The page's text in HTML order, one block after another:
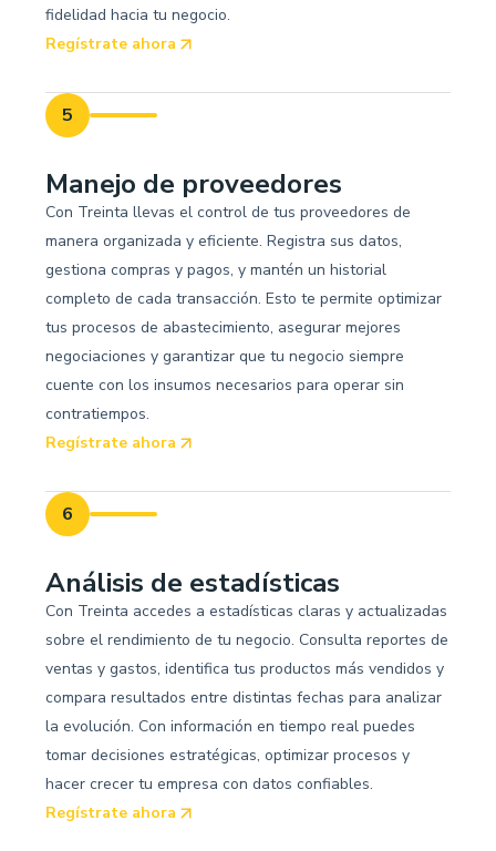
fidelidad hacia tu negocio.
Regístrate ahora
5
Manejo de proveedores
Con Treinta llevas el control de tus proveedores de
manera organizada y eficiente. Registra sus datos,
gestiona compras y pagos, y mantén un historial
completo de cada transacción. Esto te permite optimizar
tus procesos de abastecimiento, asegurar mejores
negociaciones y garantizar que tu negocio siempre
cuente con los insumos necesarios para operar sin
contratiempos.
Regístrate ahora
6
Análisis de estadísticas
Con Treinta accedes a estadísticas claras y actualizadas
sobre el rendimiento de tu negocio. Consulta reportes de
ventas y gastos, identifica tus productos más vendidos y
compara resultados entre distintas fechas para analizar
la evolución. Con información en tiempo real puedes
tomar decisiones estratégicas, optimizar procesos y
hacer crecer tu empresa con datos confiables.
Regístrate ahora